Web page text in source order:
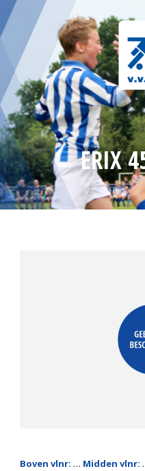
ERIX
Boven vlnr: … Midden vlnr: